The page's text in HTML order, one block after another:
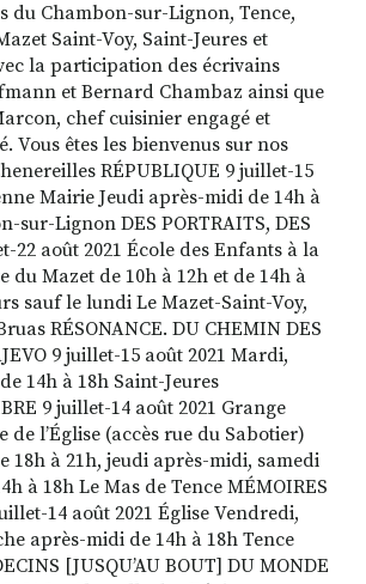
du Chambon-sur-Lignon, Tence,
Saint-Voy, Saint-Jeures et
la participation des écrivains
et Bernard Chambaz ainsi que
chef cuisinier engagé et
Vous êtes les bienvenus sur nos
RÉPUBLIQUE 9 juillet-15
Mairie Jeudi après-midi de 14h à
sur-Lignon DES PORTRAITS, DES
22 août 2021 École des Enfants à la
du Mazet de 10h à 12h et de 14h à
sauf le lundi Le Mazet-Saint-Voy,
RÉSONANCE. DU CHEMIN DES
9 juillet-15 août 2021 Mardi,
14h à 18h Saint-Jeures
9 juillet-14 août 2021 Grange
de l’Église (accès rue du Sabotier)
18h à 21h, jeudi après-midi, samedi
à 18h Le Mas de Tence MÉMOIRES
14 août 2021 Église Vendredi,
après-midi de 14h à 18h Tence
[JUSQU’AU BOUT] DU MONDE